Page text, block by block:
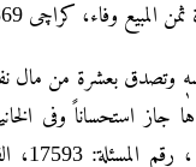
کراچی 2/369، زکریا 3/189).
وتصدق بعشرة من مال
جاز استحساناً وفی